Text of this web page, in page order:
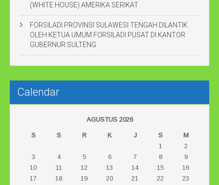
(WHITE HOUSE) AMERIKA SERIKAT
FORSILADI PROVINSI SULAWESI TENGAH DILANTIK
OLEH KETUA UMUM FORSILADI PUSAT DI KANTOR
GUBERNUR SULTENG
Calendar
AGUSTUS 2026
S S R K J S
M
1
2
3
4 5 6 7 8
9
10
11 12 13 14 15
16
17
18 19 20 21 22
23